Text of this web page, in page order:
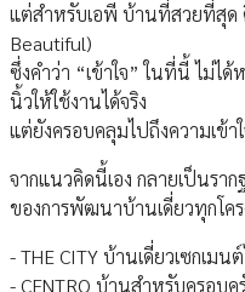
แต่สำหรับเอพี บ้านที่สวยที่สุด
Beautiful)
ซึ่งคำว่า “เข้าใจ” ในที่นี้ ไม่ไ
นิ้วให้ใช้งานได้จริง
แต่ยังครอบคลุมไปถึงความเข้
จากแนวคิดนี้เอง กลายเป็นรา
ของการพัฒนาบ้านเดี่ยวทุกโคร
- THE CITY บ้านเดี่ยวเซกเมน
- CENTRO บ้านสำหรับครอบค